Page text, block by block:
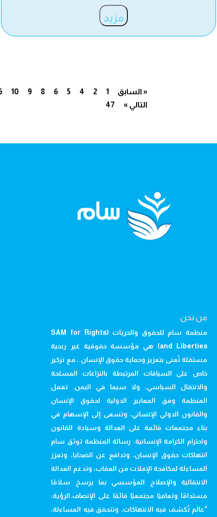
مزيد
« السابق 1
2
4
5
6
8
9
10
47
التالي »
من نحن
منظمة سام للحقوق والحريات (SAM for Rights
and Liberties) هي مؤسسة حقوقية غير ربحية
مستقلة تُعنى بتعزيز وحماية حقوق الإنسان ، مع تركيز
خاص على السياقات المرتبطة بالنزاعات المسلحة
والانتقال السياسي، ولا سيما في اليمن. تعمل
المنظمة وفق المعايير الدولية لحقوق الإنسان
والقانون الدولي الإنساني، وتسعى إلى الإسهام في
بناء مجتمعات قائمة على العدالة وسيادة القانون
واحترام الكرامة الإنسانية. رسالة المنظمة توثق سام
انتهاكات حقوق الإنسان، وتدافع عن الضحايا، وتعزز
المساءلة لمكافحة الإفلات من العقاب، وتدعم العدالة
الانتقالية والإصلاح المؤسسي بما يرسخ سلامًا
مستدامًا وتعافيًا مجتمعيًا قائمًا على الإنصاف.الرؤية:
"عالم تُكشف فيه الانتهاكات، وتتحقق فيه المساءلة،